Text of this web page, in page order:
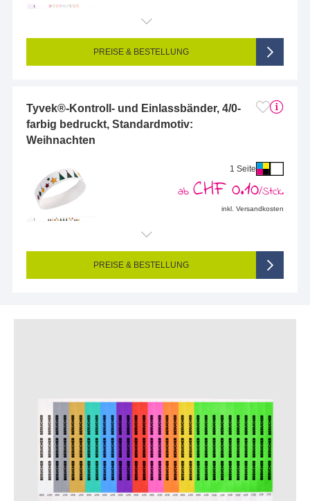
PREISE & BESTELLUNG
Tyvek®-Kontroll- und Einlassbänder, 4/0-
farbig bedruckt, Standardmotiv:
Weihnachten
1 Seite
ab CHF 0.10/Stck.
inkl. Versandkosten
PREISE & BESTELLUNG